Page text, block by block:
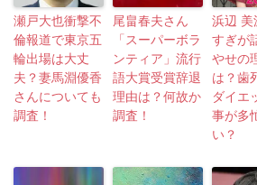
瀬戸大也衝撃不
倫報道で東京五
輪出場は大丈
夫？妻馬淵優香
さんについても
調査！
尾畠春夫さん
「スーパーボラ
ンティア」流行
語大賞受賞辞退
理由は？何故か
調査！
浜辺 美
すぎが
やせの
は？歯
ダイエ
事が多
い？